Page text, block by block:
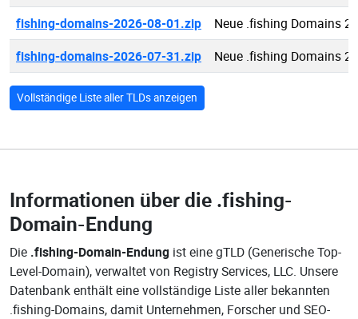
fishing-domains-2026-08-01.zip
Neue .fishing Domains
fishing-domains-2026-07-31.zip
Neue .fishing Domains
Vollständige Liste aller TLDs anzeigen
Informationen über die .fishing-
Domain-Endung
Die .fishing-Domain-Endung ist eine gTLD (Generische Top-
Level-Domain), verwaltet von Registry Services, LLC. Unsere
Datenbank enthält eine vollständige Liste aller bekannten
.fishing-Domains, damit Unternehmen, Forscher und SEO-